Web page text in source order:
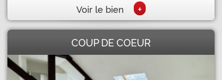
Voir le bien +
COUP DE COEUR